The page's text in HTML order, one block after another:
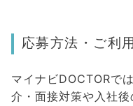
応募方法・ご利
マイナビDOCTORで
介・面接対策や入社